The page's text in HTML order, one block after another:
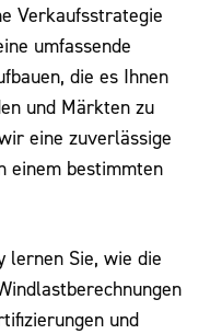
Verkaufsstrategie
umfassende
die es Ihnen
und Märkten zu
eine zuverlässige
einem bestimmten
lernen Sie, wie die
und